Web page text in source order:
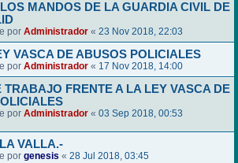
MANDOS DE LA GUARDIA CIVIL DE
por Administrador « 23 Nov 2018, 22:03
VASCA DE ABUSOS POLICIALES
por Administrador « 17 Nov 2018, 14:00
TRABAJO FRENTE A LA LEY VASCA DE
por Administrador « 03 Sep 2018, 00:53
VALLA.-
por genesis « 28 Jul 2018, 03:45